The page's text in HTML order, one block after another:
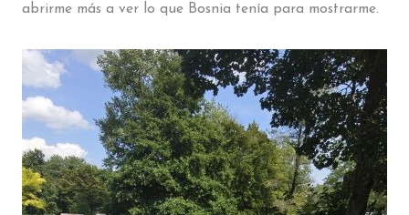
abrirme más a ver lo que Bosnia tenía para mostrarme.